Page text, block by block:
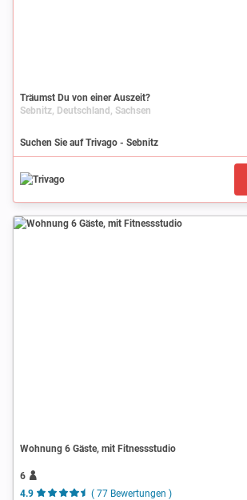
Träumst Du von einer Auszeit?
Sebnitz, Deutschland, Sachsen
Suchen Sie auf Trivago - Sebnitz
Wohnung 6 Gäste, mit Fitnessstudio
6
4.9
( 77 Bewertungen )